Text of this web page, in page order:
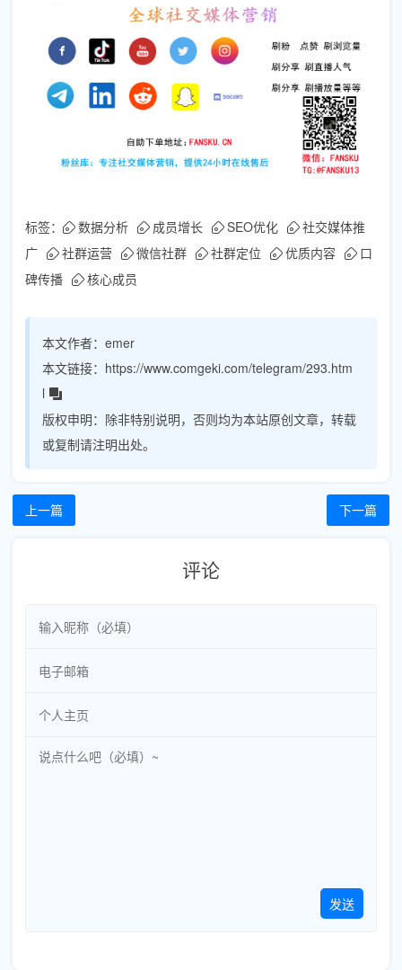
标签： 数据分析 成员增长 SEO优化
社交媒体推
广
社群运营 微信社群 社群定位 优质内容
口
碑传播
核心成员
本文作者： emer
本文链接： https://www.comgeki.com/telegram/293.htm
l
版权申明： 除非特别说明，否则均为本站原创文章，转载
或复制请注明出处。
上一篇 下一篇
评论
发送